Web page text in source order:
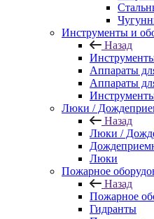
Инструменты и
Назад
Аппараты
Аппараты
Люки /
Назад
Люки /
Люки
Пожарное
Назад
Пожарное
Гидранты